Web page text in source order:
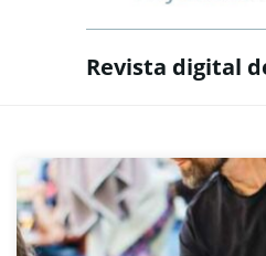
Revista digital